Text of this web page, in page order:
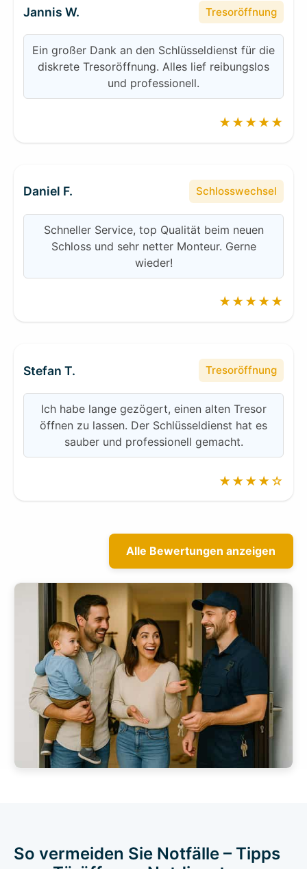
Jannis W. Tresoröffnung
Ein großer Dank an den Schlüsseldienst für die
diskrete Tresoröffnung. Alles lief reibungslos
und professionell.
★★★★★
Daniel F. Schlosswechsel
Schneller Service, top Qualität beim neuen
Schloss und sehr netter Monteur. Gerne
wieder!
★★★★★
Stefan T. Tresoröffnung
Ich habe lange gezögert, einen alten Tresor
öffnen zu lassen. Der Schlüsseldienst hat es
sauber und professionell gemacht.
★★★★☆
Alle Bewertungen anzeigen
So vermeiden Sie Notfälle – Tipps